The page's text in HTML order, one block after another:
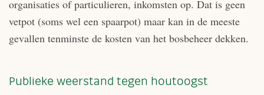
organisaties of particulieren, inkomsten op. Dat is geen
vetpot (soms wel een spaarpot) maar kan in de meeste
gevallen tenminste de kosten van het bosbeheer dekken.
Publieke weerstand tegen houtoogst